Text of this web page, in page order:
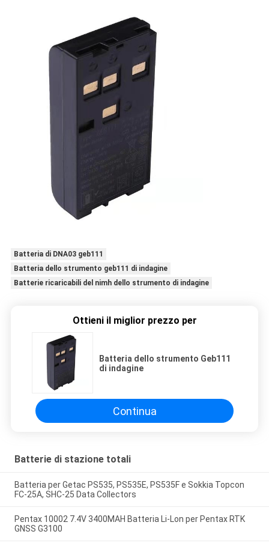
Batteria di DNA03 geb111
Batteria dello strumento geb111 di indagine
Batterie ricaricabili del nimh dello strumento di indagine
Ottieni il miglior prezzo per
Batteria dello strumento Geb111
di indagine
Continua
Batterie di stazione totali
Batteria per Getac PS535, PS535E, PS535F e Sokkia Topcon
FC-25A, SHC-25 Data Collectors
Pentax 10002 7.4V 3400MAH Batteria Li-Lon per Pentax RTK
GNSS G3100